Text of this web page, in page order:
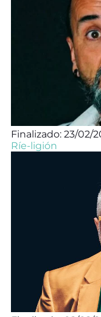
Finalizado: 23/02/
Ríe-ligión